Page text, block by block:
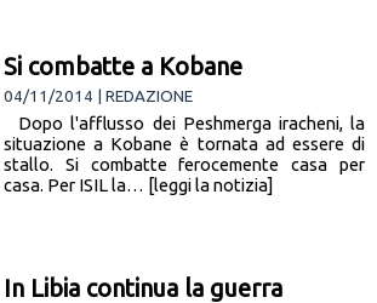
Si combatte a Kobane
04/11/2014 | REDAZIONE
Dopo l'afflusso dei Peshmerga iracheni, la
situazione a Kobane è tornata ad essere di
stallo. Si combatte ferocemente casa per
casa. Per ISIL la… [leggi la notizia]
In Libia continua la guerra